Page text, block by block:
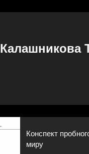
Калашникова
Конспект
миру